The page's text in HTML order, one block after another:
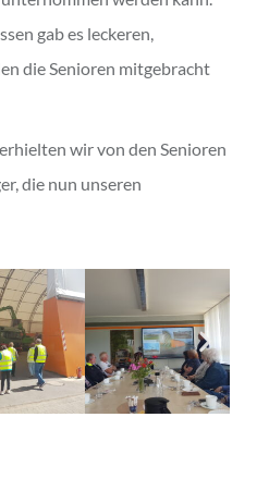
gab es leckeren,
die Senioren mitgebracht
wir von den Senioren
die nun unseren